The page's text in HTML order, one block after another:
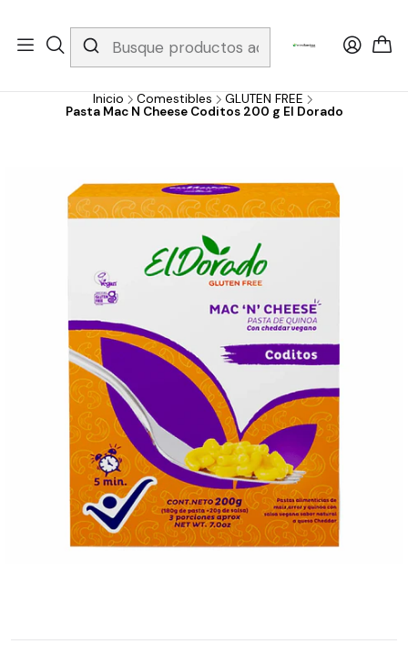
Whatsapp 3229079958/ Fijo 6019251796 / Envios a todo el país y
gratis apartir de 199.000!
Inicio Comestibles
GLUTEN FREE
Pasta Mac N Cheese Coditos 200 g El Dorado